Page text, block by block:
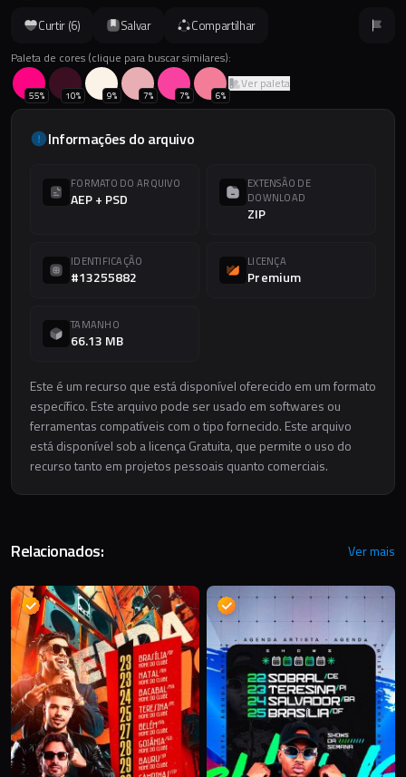
Curtir (6) Salvar Compartilhar
Paleta de cores (clique para buscar similares):
55% 10% 9% 7% 7% 6%
Ver paleta
Informações do arquivo
FORMATO DO ARQUIVO
AEP + PSD
EXTENSÃO DE
DOWNLOAD
ZIP
IDENTIFICAÇÃO
#13255882
LICENÇA
Premium
TAMANHO
66.13 MB
Este é um recurso que está disponível oferecido em um formato
específico. Este arquivo pode ser usado em softwares ou
ferramentas compatíveis com o tipo fornecido. Este arquivo
está disponível sob a licença Gratuita, que permite o uso do
recurso tanto em projetos pessoais quanto comerciais.
Relacionados: Ver mais